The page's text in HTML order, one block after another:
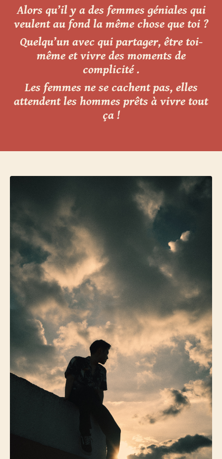
Alors qu’il y a des femmes géniales qui
veulent au fond la même chose que toi ?
Quelqu’un avec qui partager, être toi-
même et vivre des moments de
complicité .
Les femmes ne se cachent pas, elles
attendent les hommes prêts à vivre tout
ça !